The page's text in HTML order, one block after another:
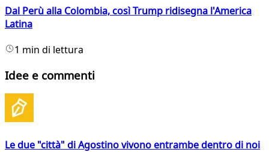
Dal Perù alla Colombia, così Trump ridisegna l'America
Latina
1 min di lettura
Idee e commenti
Le due "città" di Agostino vivono entrambe dentro di noi